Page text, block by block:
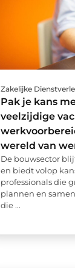
Zakelijke
Pak je kans
veelzijdige
wereld van
De bouwsector
en biedt volop
professionals die
plannen en
die ...